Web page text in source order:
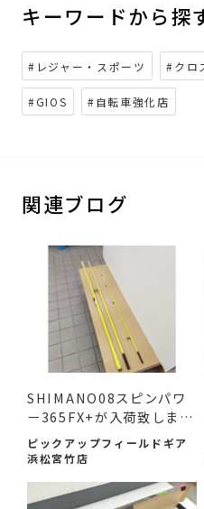
キーワードから探
#レジャー・スポーツ #クロ
#GIOS #自転車強化店
関連ブログ
SHIMANO08スピンパワ
ー365FX+が入荷致しまし
た！
ピックアップフィールドギア
浜松宮竹店